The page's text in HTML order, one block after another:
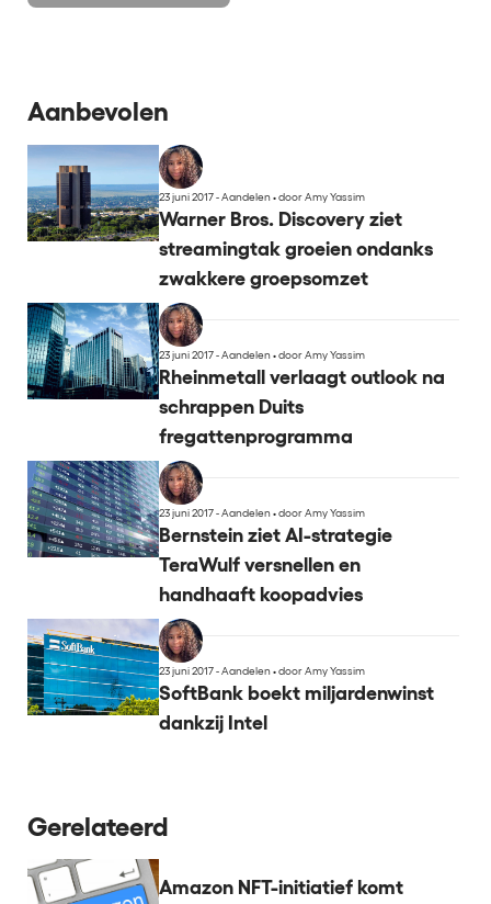
Aanbevolen
23 juni 2017 - Aandelen•door Amy Yassim
Warner Bros. Discovery ziet
streamingtak groeien ondanks
zwakkere groepsomzet
23 juni 2017 - Aandelen•door Amy Yassim
Rheinmetall verlaagt outlook na
schrappen Duits
fregattenprogramma
23 juni 2017 - Aandelen•door Amy Yassim
Bernstein ziet AI-strategie
TeraWulf versnellen en
handhaaft koopadvies
23 juni 2017 - Aandelen•door Amy Yassim
SoftBank boekt miljardenwinst
dankzij Intel
Gerelateerd
Amazon NFT-initiatief komt